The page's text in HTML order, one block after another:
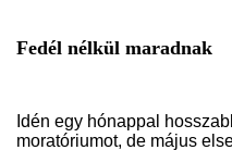
Fedél nélkül maradnak
Idén egy hónappal
moratóriumot, de május